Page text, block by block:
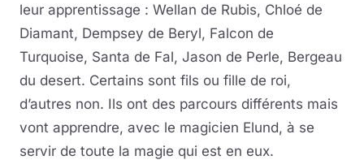
leur apprentissage : Wellan de Rubis, Chloé de
Diamant, Dempsey de Beryl, Falcon de
Turquoise, Santa de Fal, Jason de Perle, Bergeau
du desert. Certains sont fils ou fille de roi,
d’autres non. Ils ont des parcours différents mais
vont apprendre, avec le magicien Elund, à se
servir de toute la magie qui est en eux.